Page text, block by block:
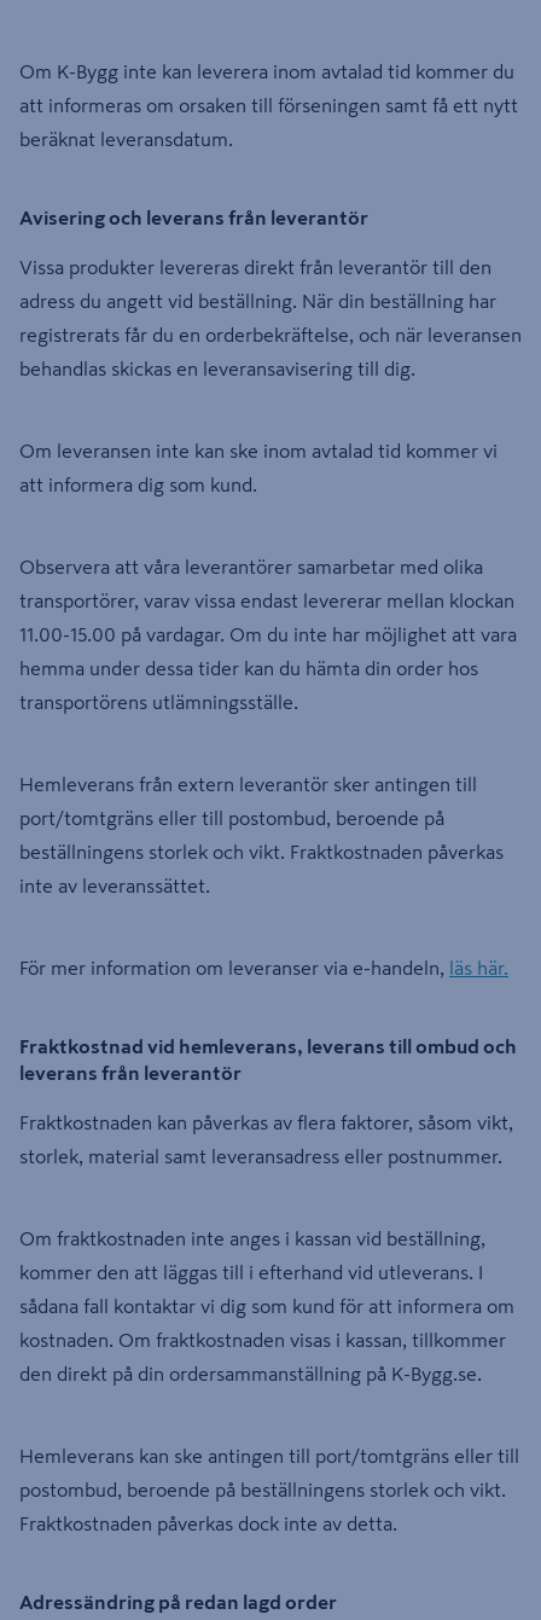
Om K-Bygg inte kan leverera inom avtalad tid kommer du
att informeras om orsaken till förseningen samt få ett nytt
beräknat leveransdatum.
Avisering och leverans från leverantör
Vissa produkter levereras direkt från leverantör till den
adress du angett vid beställning. När din beställning har
registrerats får du en orderbekräftelse, och när leveransen
behandlas skickas en leveransavisering till dig.
Om leveransen inte kan ske inom avtalad tid kommer vi
att informera dig som kund.
Observera att våra leverantörer samarbetar med olika
transportörer, varav vissa endast levererar mellan klockan
11.00-15.00 på vardagar. Om du inte har möjlighet att vara
hemma under dessa tider kan du hämta din order hos
transportörens utlämningsställe.
Hemleverans från extern leverantör sker antingen till
port/tomtgräns eller till postombud, beroende på
beställningens storlek och vikt. Fraktkostnaden påverkas
inte av leveranssättet.
För mer information om leveranser via e-handeln, läs här.
Fraktkostnad vid hemleverans, leverans till ombud och
leverans från leverantör
Fraktkostnaden kan påverkas av flera faktorer, såsom vikt,
storlek, material samt leveransadress eller postnummer.
Om fraktkostnaden inte anges i kassan vid beställning,
kommer den att läggas till i efterhand vid utleverans. I
sådana fall kontaktar vi dig som kund för att informera om
kostnaden. Om fraktkostnaden visas i kassan, tillkommer
den direkt på din ordersammanställning på K-Bygg.se.
Hemleverans kan ske antingen till port/tomtgräns eller till
postombud, beroende på beställningens storlek och vikt.
Fraktkostnaden påverkas dock inte av detta.
Adressändring på redan lagd order